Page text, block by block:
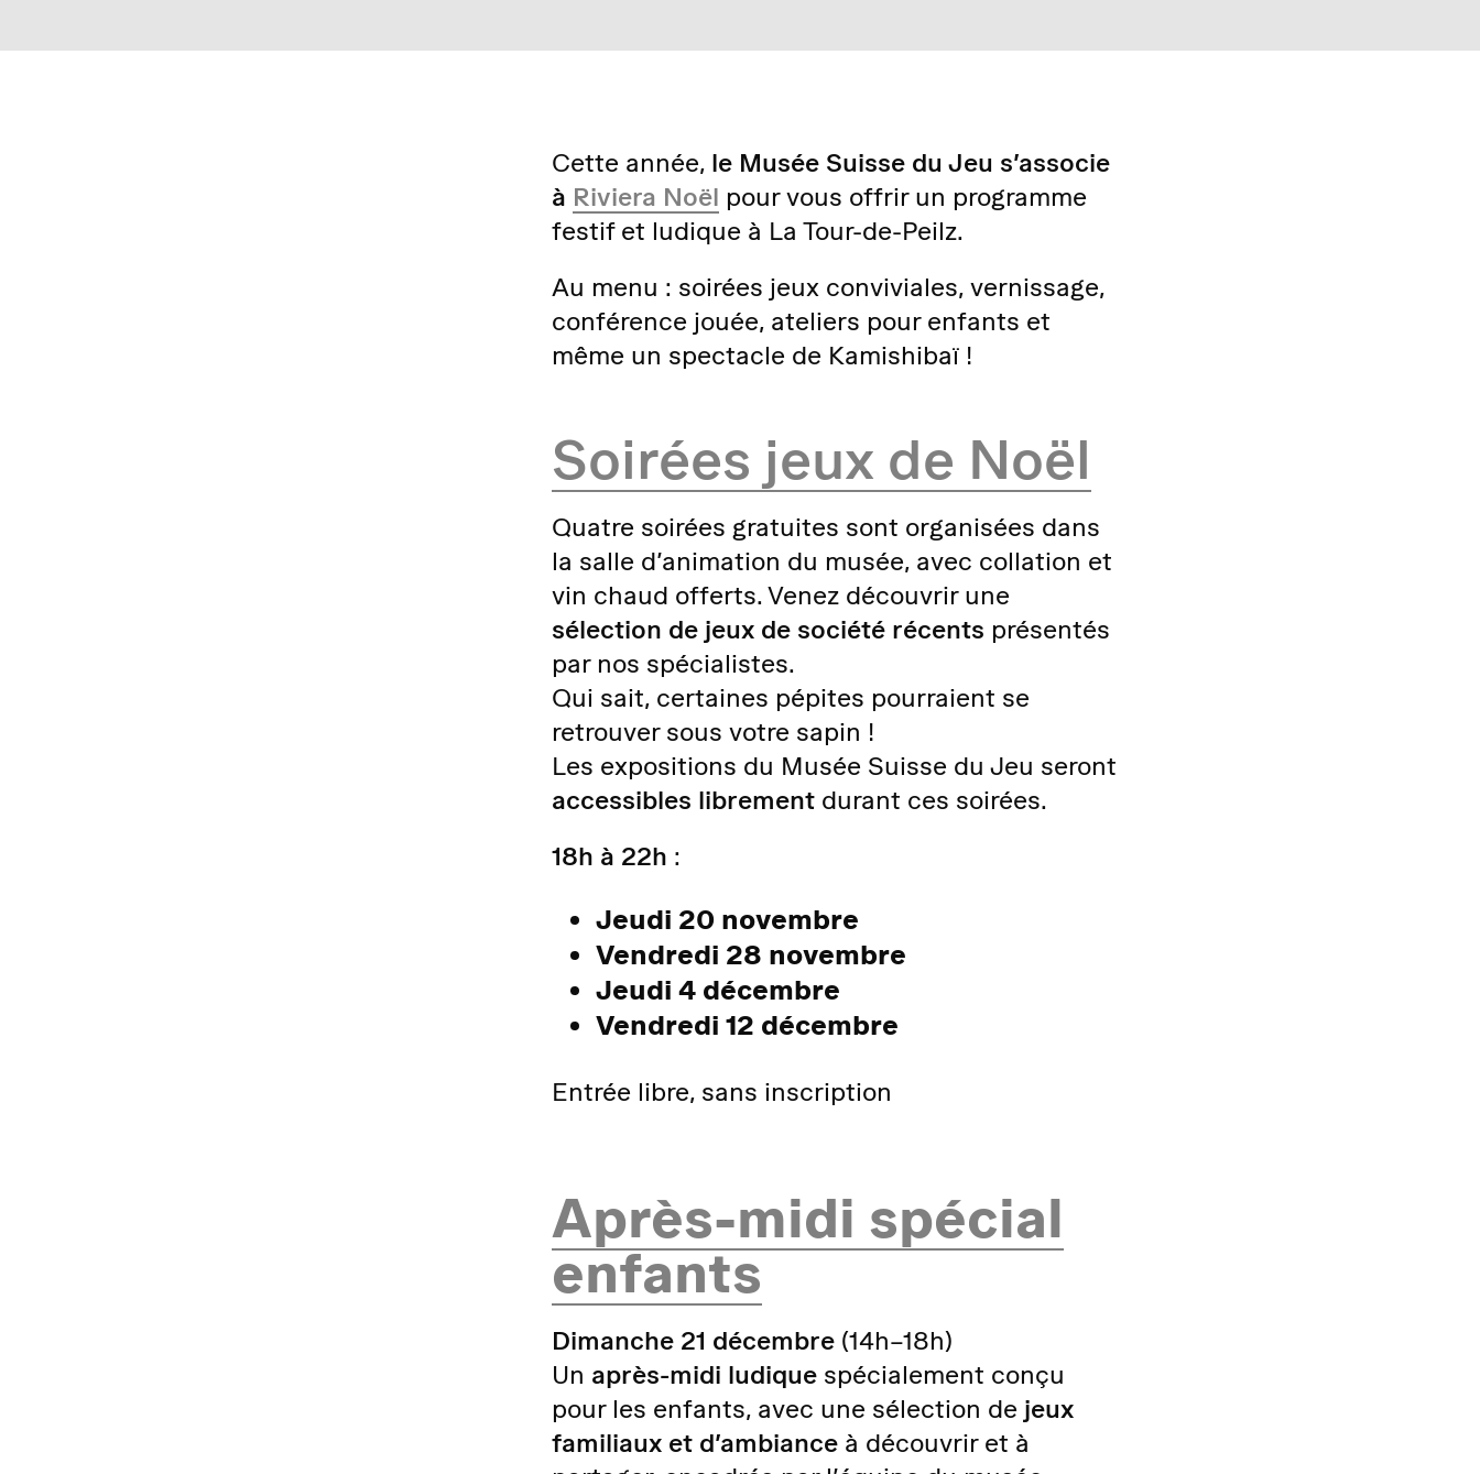
Cette année, le Musée Suisse du Jeu s’associe
à Riviera Noël pour vous offrir un programme
festif et ludique à La Tour-de-Peilz.
Au menu : soirées jeux conviviales, vernissage,
conférence jouée, ateliers pour enfants et
même un spectacle de Kamishibaï !
Soirées jeux de Noël
Quatre soirées gratuites sont organisées dans
la salle d’animation du musée, avec collation et
vin chaud offerts. Venez découvrir une
sélection de jeux de société récents présentés
par nos spécialistes.
Qui sait, certaines pépites pourraient se
retrouver sous votre sapin !
Les expositions du Musée Suisse du Jeu seront
accessibles librementdurant ces soirées.
18h à 22h :
Jeudi 20 novembre
Vendredi 28 novembre
Jeudi 4 décembre
Vendredi 12 décembre
Entrée libre, sans inscription
Après-midi spécial
enfants
Dimanche 21 décembre(14h–18h)
Un après-midi ludiquespécialement conçu
pour les enfants, avec une sélection de jeux
familiaux et d’ambianceà découvrir et à